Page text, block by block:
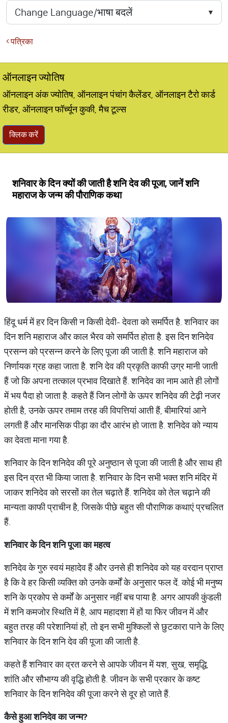
पत्रिका
ऑनलाइन ज्योतिष
ऑनलाइन अंक ज्योतिष, ऑनलाइन पंचांग कैलेंडर, ऑनलाइन टैरो कार्ड
रीडर, ऑनलाइन फॉर्च्यून कुकी, मैच टूल्स
क्लिक करें
शनिवार के दिन क्यों की जाती है शनि देव की पूजा, जानें शनि
महाराज के जन्म की पौराणिक कथा
हिंदू धर्म में हर दिन किसी न किसी देवी- देवता को समर्पित है. शनिवार का
दिन शनि महाराज और काल भैरव को समर्पित होता है. इस दिन शनिदेव
प्रसन्न को प्रसन्न करने के लिए पूजा की जाती है. शनि महाराज को
निर्णायक ग्रह कहा जाता है. शनि देव की प्रकृति काफी उग्र मानी जाती
हैं जो कि अपना तत्काल प्रभाव दिखाते हैं. शनिदेव का नाम आते ही लोगों
में भय पैदा हो जाता है. कहते हैं जिन लोगों के ऊपर शनिदेव की टेढ़ी नजर
होती है, उनके ऊपर तमाम तरह की विपत्तियां आती हैं, बीमारियां आने
लगती हैं और मानसिक पीड़ा का दौर आरंभ हो जाता है. शनिदेव को न्याय
का देवता माना गया है.
शनिवार के दिन शनिदेव की पूरे अनुष्ठान से पूजा की जाती है और साथ ही
इस दिन व्रत भी किया जाता है. शनिवार के दिन सभी भक्त शनि मंदिर में
जाकर शनिदेव को सरसों का तेल चढ़ाते हैं. शनिदेव को तेल चढ़ाने की
मान्यता काफी प्राचीन है, जिसके पीछे बहुत सी पौराणिक कथाएं प्रचलित
हैं.
शनिवार के दिन शनि पूजा का महत्व
शनिदेव के गुरु स्वयं महादेव हैं और उनसे ही शनिदेव को यह वरदान प्राप्त
है कि वे हर किसी व्यक्ति को उनके कर्मों के अनुसार फल दें. कोई भी मनुष्य
शनि के प्रकोप से कर्मों के अनुसार नहीं बच पाया है. अगर आपकी कुंडली
में शनि कमजोर स्थिति में है, आप महादशा में हों या फिर जीवन में और
बहुत तरह की परेशानियां हों, तो इन सभी मुश्किलों से छुटकारा पाने के लिए
शनिवार के दिन शनि देव की पूजा की जाती है.
कहते हैं शनिवार का व्रत करने से आपके जीवन में यश, सुख, समृद्धि,
शांति और सौभाग्य की वृद्धि होती है. जीवन के सभी प्रकार के कष्ट
शनिवार के दिन शनिदेव की पूजा करने से दूर हो जाते हैं.
कैसे हुआ शनिदेव का जन्म?